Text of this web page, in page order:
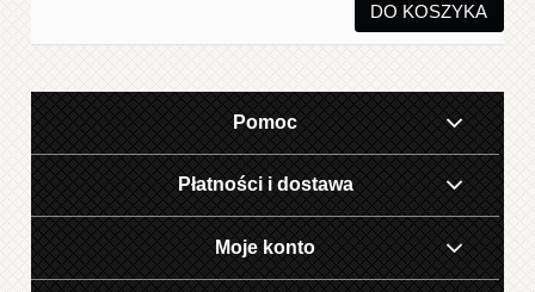
DO KOSZYKA
Pomoc
Płatności i dostawa
Moje konto